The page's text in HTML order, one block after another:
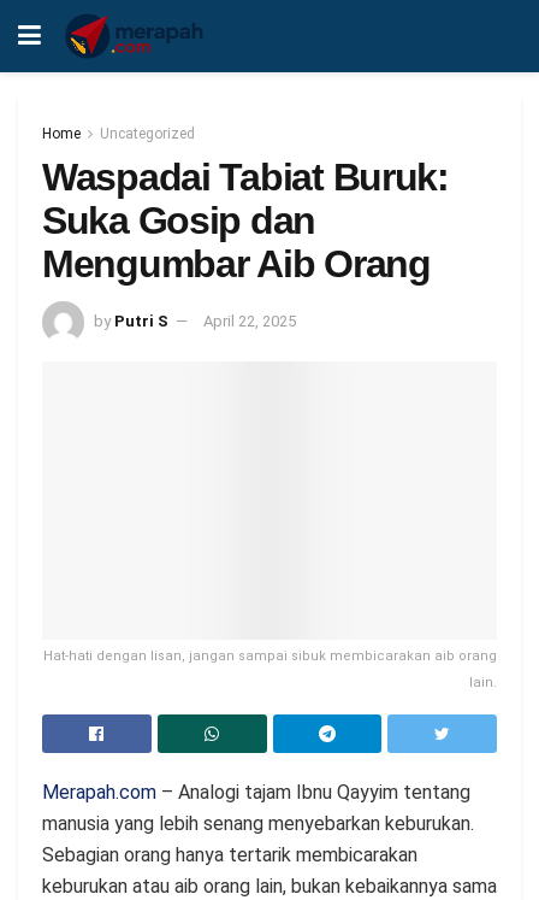
Home Uncategorized
Waspadai Tabiat Buruk:
Suka Gosip dan
Mengumbar Aib Orang
by Putri S April 22, 2025
Hat-hati dengan lisan, jangan sampai sibuk membicarakan aib orang
lain.
Merapah.com – Analogi tajam Ibnu Qayyim tentang
manusia yang lebih senang menyebarkan keburukan.
Sebagian orang hanya tertarik membicarakan
keburukan atau aib orang lain, bukan kebaikannya sama